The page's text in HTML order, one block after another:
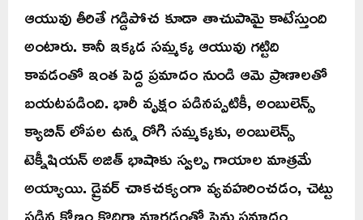
ఆయువు తీరితే గడ్డిపోచ కూడా తాచుపామై కాటేస్తుంది
అంటారు. కానీ ఇక్కడ సమ్మక్క ఆయువు గట్టిది
కావడంతో ఇంత పెద్ద ప్రమాదం నుండి ఆమె ప్రాణాలతో
బయటపడింది. భారీ వృక్షం పడినప్పటికీ, అంబులెన్స్
క్యాబిన్ లోపల ఉన్న రోగి సమ్మక్కకు, అంబులెన్స్
టెక్నీషియన్ అజిత్ భాషాకు స్వల్ప గాయాల మాత్రమే
అయ్యాయి. డ్రైవర్ చాకచక్యంగా వ్యవహరించడం, చెట్టు